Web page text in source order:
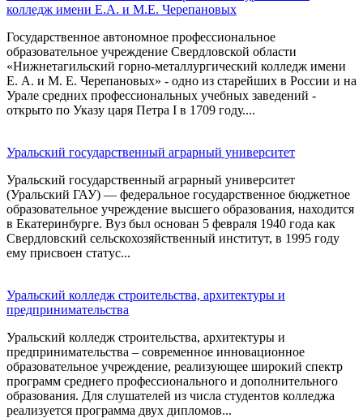
колледж имени Е.А. и М.Е. Черепановых
Государственное автономное профессиональное
образовательное учреждение Свердловской области
«Нижнетагильский горно-металлургический колледж имени
Е. А. и М. Е. Черепановых» - одно из старейших в России и на
Урале средних профессиональных учебных заведений -
открыто по Указу царя Петра І в 1709 году....
Уральский государственный аграрный университет
Уральский государственный аграрный университет
(Уральский ГАУ) — федеральное государственное бюджетное
образовательное учреждение высшего образования, находится
в Екатеринбурге. Вуз был основан 5 февраля 1940 года как
Свердловский сельскохозяйственный институт, в 1995 году
ему присвоен статус...
Уральский колледж строительства, архитектуры и
предпринимательства
Уральский колледж строительства, архитектуры и
предпринимательства – современное инновационное
образовательное учреждение, реализующее широкий спектр
программ среднего профессионального и дополнительного
образования. Для слушателей из числа студентов колледжа
реализуется программа двух дипломов...